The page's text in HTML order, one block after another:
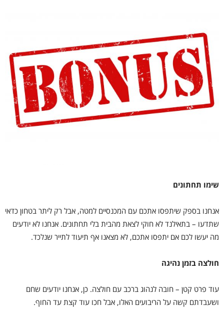
שימו תחתונים
אנחנו בספק שיתפסו אתכם עם המכנסיים למטה, אבל רק ליתר בטחון כדאי
שתדעו – בתאילנד לא חוקי לצאת מהבית בלי תחתונים. אנחנו לא יודעים
מה יעשו לכם אם יתפסו אתכם, לא מצאנו אף תיעוד לתייר שנלכד.
חולצה בזמן נהיגה
עוד פרט קטן – חובה לנהוג ברכב עם חולצה. כן, אנחנו יודעים שחם
ושעבדתם קשה על הריבועים האלו, אבל חכו עוד קצת עד החוף.